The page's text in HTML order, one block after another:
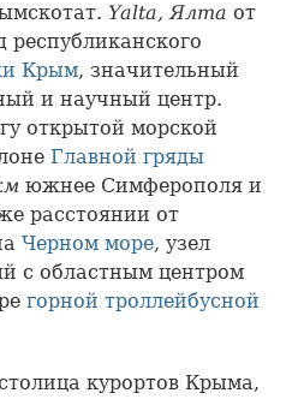
Yalta, Ялта от
республиканского
Крым, значительный
и научный центр.
открытой морской
Главной гряды
южнее Симферополя и
расстоянии от
Черном море, узел
с областным центром
горной троллейбусной
курортов Крыма,